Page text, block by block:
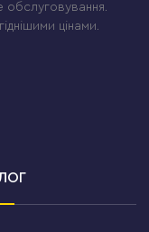
обслуговування.
цінами.